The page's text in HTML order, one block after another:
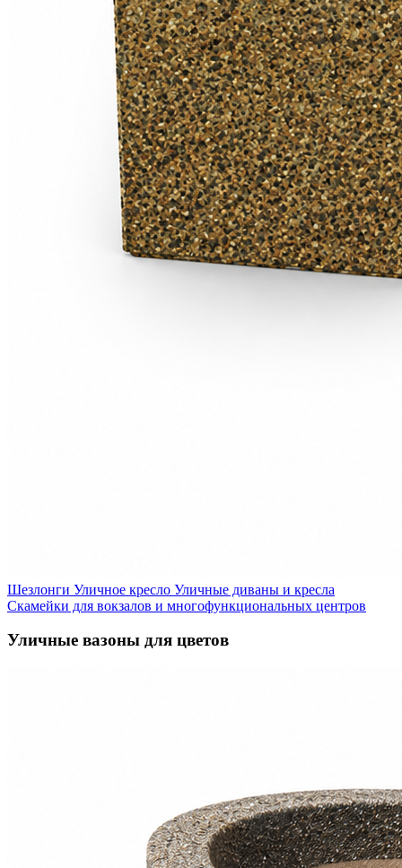
Шезлонги Уличное кресло Уличные диваны и кресла
Скамейки для вокзалов и многофункциональных центров
Уличные вазоны для цветов